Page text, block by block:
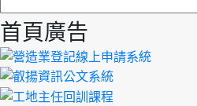
首頁廣告